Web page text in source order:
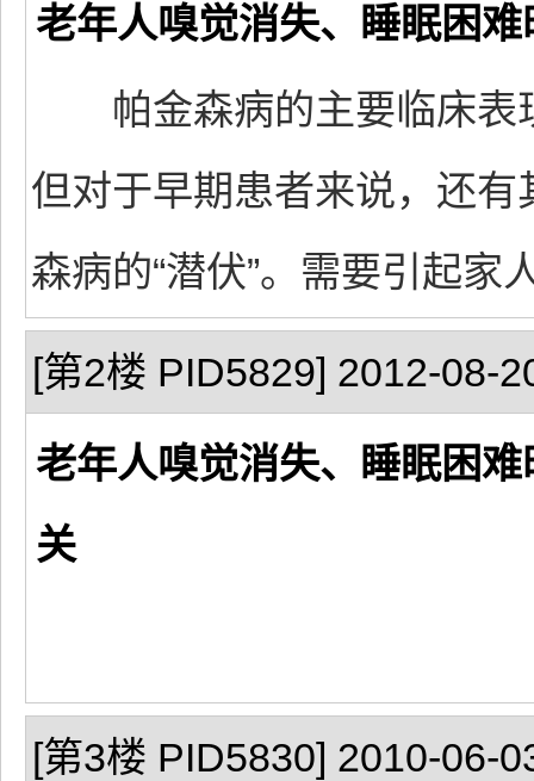
老年人嗅觉消失、睡眠困
帕金森病的主要临床表
但对于早期患者来说，还
森病的“潜伏”。需要引起家
[第2楼 PID5829] 2012-08-
老年人嗅觉消失、睡眠困
关
[第3楼 PID5830] 2010-06-